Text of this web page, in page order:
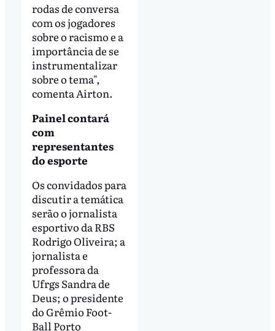
rodas de conversa
com os jogadores
sobre o racismo e a
importância de se
instrumentalizar
sobre o tema",
comenta Airton.
Painel contará
com
representantes
do esporte
Os convidados para
discutir a temática
serão o jornalista
esportivo da RBS
Rodrigo Oliveira; a
jornalista e
professora da
Ufrgs Sandra de
Deus; o presidente
do Grêmio Foot-
Ball Porto